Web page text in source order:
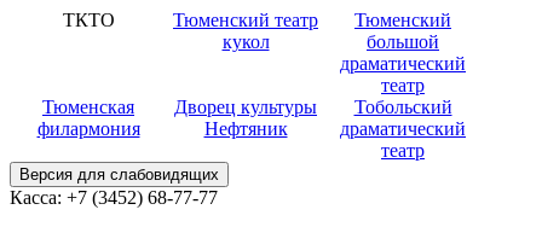
ТКТО
Тюменский театр
кукол
Тюменский
большой
драматический
театр
Тюменская
филармония
Дворец культуры
Нефтяник
Тобольский
драматический
театр
Версия для слабовидящих
Касса: +7 (3452) 68-77-77